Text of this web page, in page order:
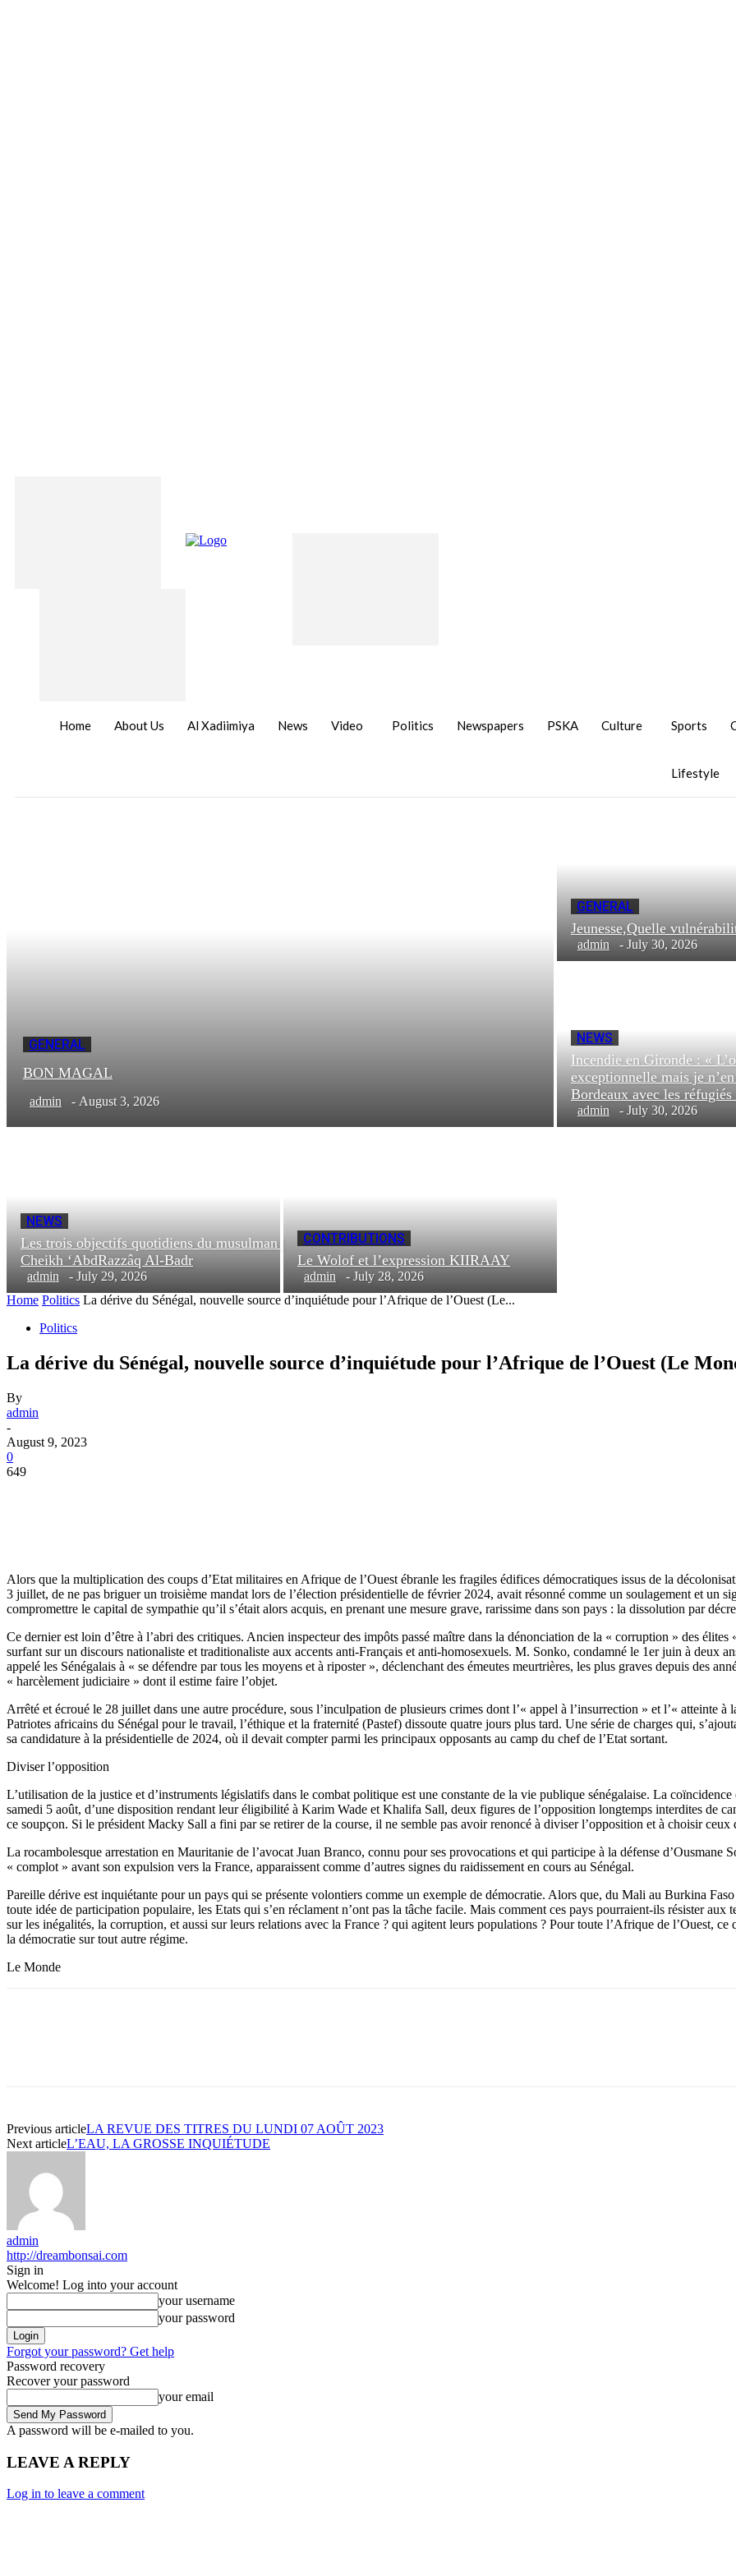
Home About Us Al Xadiimiya News Video Politics Newspapers PSKA Culture Sports
Lifestyle
GENERAL
BON MAGAL
admin - August 3, 2026
GENERAL
Jeunesse,Quelle
admin - July 30, 2026
NEWS
Incendie en Gironde : «
exceptionnelle mais je
Bordeaux avec les
admin - July 30, 2026
NEWS
Les trois objectifs quotidiens du musulman |
Cheikh ‘AbdRazzâq Al-Badr
admin - July 29, 2026
CONTRIBUTIONS
Le Wolof et l’expression KIIRAAY
admin - July 28, 2026
Home Politics La dérive du Sénégal, nouvelle source d’inquiétude pour l’Afrique de l’Ouest (Le...
Politics
La dérive du Sénégal, nouvelle source d’inquiétude pour l’Afrique de l’Ouest (Le
By
admin
-
August 9, 2023
0
649
Alors que la multiplication des coups d’Etat militaires en Afrique de l’Ouest ébranle les fragiles édifices démocratiques issus de la
3 juillet, de ne pas briguer un troisième mandat lors de l’élection présidentielle de février 2024, avait résonné comme un soulagement et un
compromettre le capital de sympathie qu’il s’était alors acquis, en prenant une mesure grave, rarissime dans son pays : la dissolution par
Ce dernier est loin d’être à l’abri des critiques. Ancien inspecteur des impôts passé maître dans la dénonciation de la « corruption » des
surfant sur un discours nationaliste et traditionaliste aux accents anti-Français et anti-homosexuels. M. Sonko, condamné le 1er juin à deux
appelé les Sénégalais à « se défendre par tous les moyens et à riposter », déclenchant des émeutes meurtrières, les plus graves depuis des
« harcèlement judiciaire » dont il estime faire l’objet.
Arrêté et écroué le 28 juillet dans une autre procédure, sous l’inculpation de plusieurs crimes dont l’« appel à l’insurrection » et l’« atteinte
Patriotes africains du Sénégal pour le travail, l’éthique et la fraternité (Pastef) dissoute quatre jours plus tard. Une série de charges qui,
sa candidature à la présidentielle de 2024, où il devait compter parmi les principaux opposants au camp du chef de l’Etat sortant.
Diviser l’opposition
L’utilisation de la justice et d’instruments législatifs dans le combat politique est une constante de la vie publique sénégalaise. La
samedi 5 août, d’une disposition rendant leur éligibilité à Karim Wade et Khalifa Sall, deux figures de l’opposition longtemps interdites de
ce soupçon. Si le président Macky Sall a fini par se retirer de la course, il ne semble pas avoir renoncé à diviser l’opposition et à choisir
La rocambolesque arrestation en Mauritanie de l’avocat Juan Branco, connu pour ses provocations et qui participe à la défense d’Ousmane
« complot » avant son expulsion vers la France, apparaissent comme d’autres signes du raidissement en cours au Sénégal.
Pareille dérive est inquiétante pour un pays qui se présente volontiers comme un exemple de démocratie. Alors que, du Mali au Burkina
toute idée de participation populaire, les Etats qui s’en réclament n’ont pas la tâche facile. Mais comment ces pays pourraient-ils résister aux
sur les inégalités, la corruption, et aussi sur leurs relations avec la France ? qui agitent leurs populations ? Pour toute l’Afrique de l’Ouest,
la démocratie sur tout autre régime.
Le Monde
Previous articleLA REVUE DES TITRES DU LUNDI 07 AOÛT 2023
Next articleL’EAU, LA GROSSE INQUIÉTUDE
admin
http://dreambonsai.com
Sign in
Welcome! Log into your account
your username
your password
Forgot your password? Get help
Password recovery
Recover your password
your email
A password will be e-mailed to you.
LEAVE A REPLY
Log in to leave a comment